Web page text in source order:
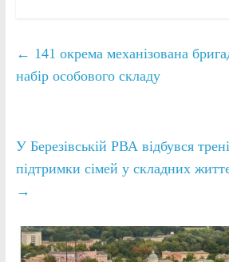
← 141 окрема механізована
набір особового складу
У Березівській РВА відбувся
підтримки сімей у складних
→